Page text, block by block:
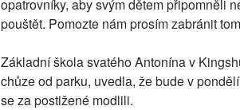
opatrovníky, aby svým dětem připomněli
pouštět. Pomozte nám prosím zabránit
Základní škola svatého Antonína v
chůze od parku, uvedla, že bude v
se za postižené modlili.